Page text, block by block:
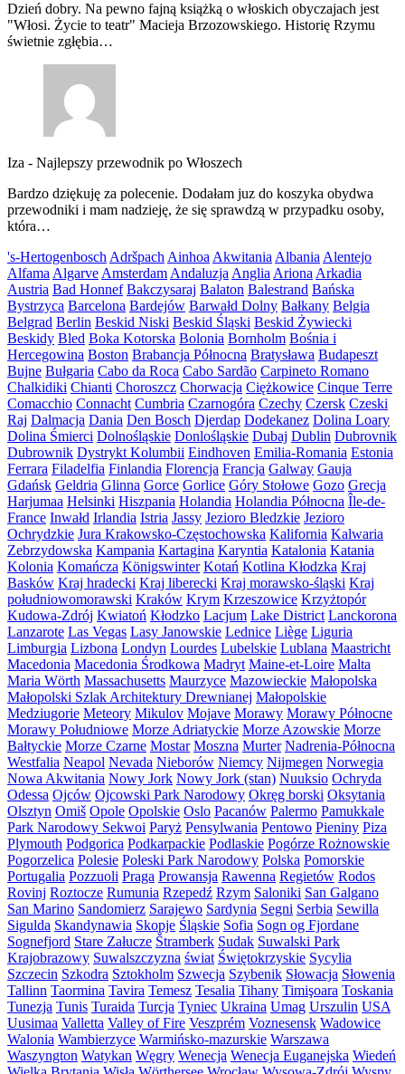
Dzień dobry. Na pewno fajną książką o włoskich obyczajach jest
"Włosi. Życie to teatr" Macieja Brzozowskiego. Historię Rzymu
świetnie zgłębia…
Iza - Najlepszy przewodnik po Włoszech
Bardzo dziękuję za polecenie. Dodałam juz do koszyka obydwa
przewodniki i mam nadzieję, że się sprawdzą w przypadku osoby,
która…
's-Hertogenbosch Adršpach Ainhoa Akwitania Albania Alentejo
Alfama Algarve Amsterdam Andaluzja Anglia Ariona Arkadia
Austria Bad Honnef Bakczysaraj Balaton Balestrand Bańska
Bystrzyca Barcelona Bardejów Barwałd Dolny Bałkany Belgia
Belgrad Berlin Beskid Niski Beskid Śląski Beskid Żywiecki
Beskidy Bled Boka Kotorska Bolonia Bornholm Bośnia i
Hercegowina Boston Brabancja Północna Bratysława Budapeszt
Bujne Bułgaria Cabo da Roca Cabo Sardão Carpineto Romano
Chalkidiki Chianti Choroszcz Chorwacja Ciężkowice Cinque Terre
Comacchio Connacht Cumbria Czarnogóra Czechy Czersk Czeski
Raj Dalmacja Dania Den Bosch Djerdap Dodekanez Dolina Loary
Dolina Śmierci Dolnośląskie Donlośląskie Dubaj Dublin Dubrovnik
Dubrownik Dystrykt Kolumbii Eindhoven Emilia-Romania Estonia
Ferrara Filadelfia Finlandia Florencja Francja Galway Gauja
Gdańsk Geldria Glinna Gorce Gorlice Góry Stołowe Gozo Grecja
Harjumaa Helsinki Hiszpania Holandia Holandia Północna Île-de-
France Inwałd Irlandia Istria Jassy Jezioro Bledzkie Jezioro
Ochrydzkie Jura Krakowsko-Częstochowska Kalifornia Kalwaria
Zebrzydowska Kampania Kartagina Karyntia Katalonia Katania
Kolonia Komańcza Königswinter Kotań Kotlina Kłodzka Kraj
Basków Kraj hradecki Kraj liberecki Kraj morawsko-śląski Kraj
południowomorawski Kraków Krym Krzeszowice Krzyżtopór
Kudowa-Zdrój Kwiatoń Kłodzko Lacjum Lake District Lanckorona
Lanzarote Las Vegas Lasy Janowskie Lednice Liège Liguria
Limburgia Lizbona Londyn Lourdes Lubelskie Lublana Maastricht
Macedonia Macedonia Środkowa Madryt Maine-et-Loire Malta
Maria Wörth Massachusetts Maurzyce Mazowieckie Małopolska
Małopolski Szlak Architektury Drewnianej Małopolskie
Medziugorie Meteory Mikulov Mojave Morawy Morawy Północne
Morawy Południowe Morze Adriatyckie Morze Azowskie Morze
Bałtyckie Morze Czarne Mostar Moszna Murter Nadrenia-Północna
Westfalia Neapol Nevada Nieborów Niemcy Nijmegen Norwegia
Nowa Akwitania Nowy Jork Nowy Jork (stan) Nuuksio Ochryda
Odessa Ojców Ojcowski Park Narodowy Okręg borski Oksytania
Olsztyn Omiš Opole Opolskie Oslo Pacanów Palermo Pamukkale
Park Narodowy Sekwoi Paryż Pensylwania Pentowo Pieniny Piza
Plymouth Podgorica Podkarpackie Podlaskie Pogórze Rożnowskie
Pogorzelica Polesie Poleski Park Narodowy Polska Pomorskie
Portugalia Pozzuoli Praga Prowansja Rawenna Regietów Rodos
Rovinj Roztocze Rumunia Rzepedź Rzym Saloniki San Galgano
San Marino Sandomierz Sarajewo Sardynia Segni Serbia Sewilla
Sigulda Skandynawia Skopje Śląskie Sofia Sogn og Fjordane
Sognefjord Stare Załucze Štramberk Sudak Suwalski Park
Krajobrazowy Suwalszczyzna świat Świętokrzyskie Sycylia
Szczecin Szkodra Sztokholm Szwecja Szybenik Słowacja Słowenia
Tallinn Taormina Tavira Temesz Tesalia Tihany Timişoara Toskania
Tunezja Tunis Turaida Turcja Tyniec Ukraina Umag Urszulin USA
Uusimaa Valletta Valley of Fire Veszprém Voznesensk Wadowice
Walonia Wambierzyce Warmińsko-mazurskie Warszawa
Waszyngton Watykan Węgry Wenecja Wenecja Euganejska Wiedeń